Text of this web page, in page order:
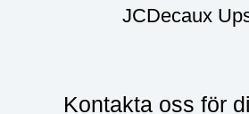
JCDecaux
Kontakta oss för